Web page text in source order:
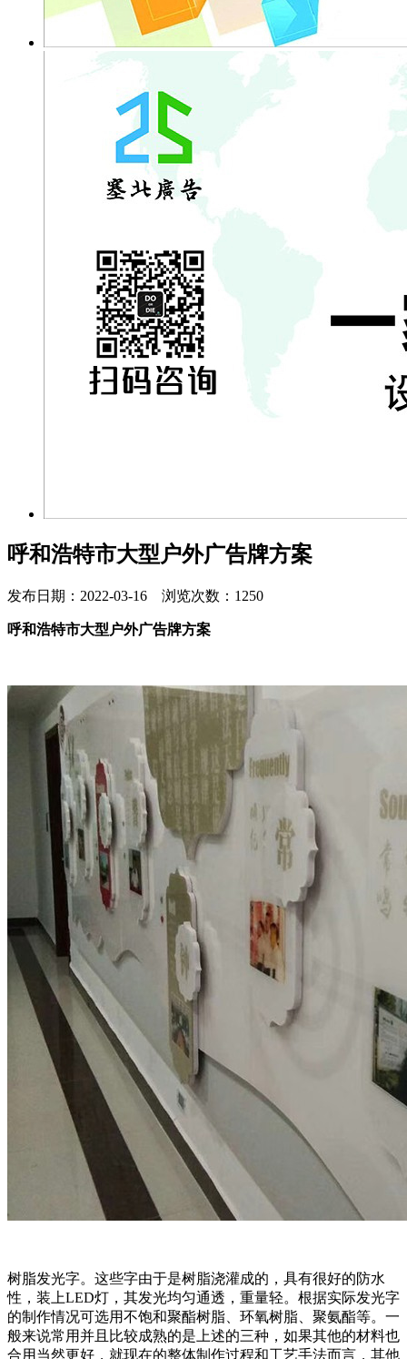
呼和浩特市大型户外广告牌方案
发布日期：2022-03-16 浏览次数：1250
呼和浩特市大型户外广告牌方案
树脂发光字。这些字由于是树脂浇灌成的，具有很好的防水
性，装上LED灯，其发光均匀通透，重量轻。根据实际发光字
的制作情况可选用不饱和聚酯树脂、环氧树脂、聚氨酯等。一
般来说常用并且比较成熟的是上述的三种，如果其他的材料也
合用当然更好，就现在的整体制作过程和工艺手法而言，其他